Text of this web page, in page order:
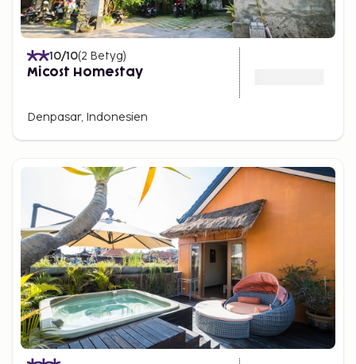
10/10(2 Betyg)
Micost Homestay
Denpasar, Indonesien